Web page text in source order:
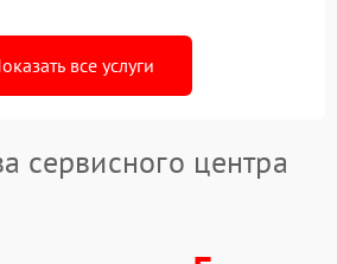
все услуги
сервисного центра